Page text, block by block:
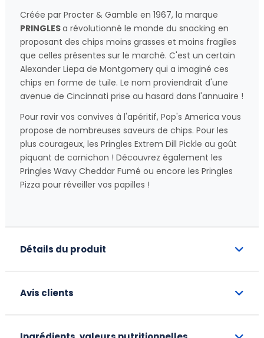
Créée par Procter & Gamble en 1967, la marque
PRINGLESa révolutionné le monde du snacking en
proposant des chips moins grasses et moins fragiles
que celles présentes sur le marché. C'est un certain
Alexander Liepa de Montgomery qui a imaginé ces
chips en forme de tuile. Le nom proviendrait d'une
avenue de Cincinnati prise au hasard dans l'annuaire !
Pour ravir vos convives à l'apéritif, Pop's America vous
propose de nombreuses saveurs de chips. Pour les
plus courageux, les Pringles Extrem Dill Pickle au goût
piquant de cornichon ! Découvrez également les
Pringles Wavy Cheddar Fumé ou encore les Pringles
Pizza pour réveiller vos papilles !
Détails du produit
Avis clients